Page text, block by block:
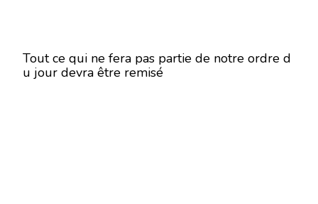
Tout ce qui ne fera pas partie de notre ordre d
u jour devra être remisé